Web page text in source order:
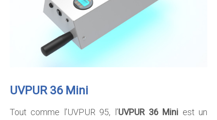
UVPUR 36 Mini
Tout comme l’UVPUR 95, l’UVPUR 36 Mini est un